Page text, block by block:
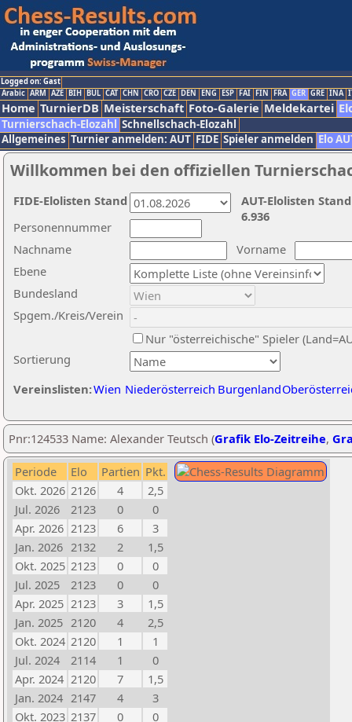
Logged on: Gast
Arabic ARM AZE BIH BUL CAT CHN CRO CZE DEN ENG ESP FAI FIN FRA GER GRE INA
Home TurnierDB Meisterschaft Foto-Galerie Meldekartei
Turnierschach-Elozahl Schnellschach-Elozahl
Allgemeines Turnier anmelden: AUT FIDE Spieler anmelden Elo
Willkommen bei den offiziellen
Nachname
Vorname
Ebene
Sortierung
Personennummer
Bundesland
Spgem./Kreis/Verein
Nur "österreichische" Spieler
Vereinslisten:Wien Niederösterreich Burgenland
AUT-Elolisten
6.936
FIDE-Elolisten Stand
Pnr:124533 Name: Alexander Teutsch (Grafik Elo-Zeitreihe,
Periode Elo Partien Pkt.
Okt. 2026 2126 4
2,5
Jul. 2026
2123 0
0
Apr. 2026 2123 6
3
Jan. 2026 2132 2
1,5
Okt. 2025 2123 0
0
Jul. 2025
2123 0
0
Apr. 2025 2123 3
1,5
Jan. 2025 2120 4
2,5
Okt. 2024 2120 1
1
Jul. 2024
2114 1
0
Apr. 2024 2120 7
1,5
Jan. 2024 2147 4
3
Okt. 2023 2137 0
0